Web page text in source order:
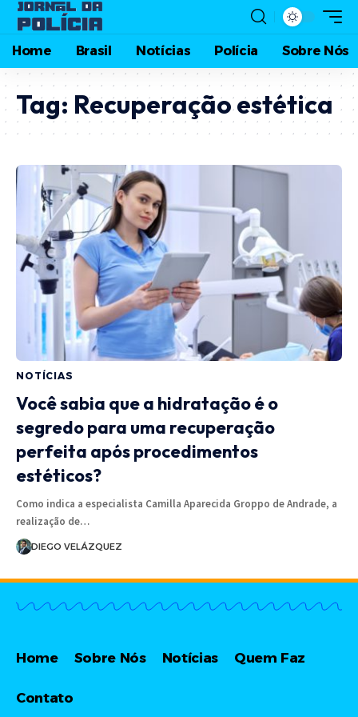
Home Brasil Notícias Polícia Sobre Nós
Tag: Recuperação estética
NOTÍCIAS
Você sabia que a hidratação é o
segredo para uma recuperação
perfeita após procedimentos
estéticos?
Como indica a especialista Camilla Aparecida Groppo de Andrade, a
realização de…
DIEGO VELÁZQUEZ
Home Sobre Nós Notícias Quem Faz
Contato